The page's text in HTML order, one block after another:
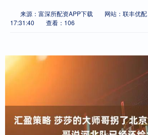
来源：富深所配资APP下载 网站：联丰优配
17:31:40
查看：106